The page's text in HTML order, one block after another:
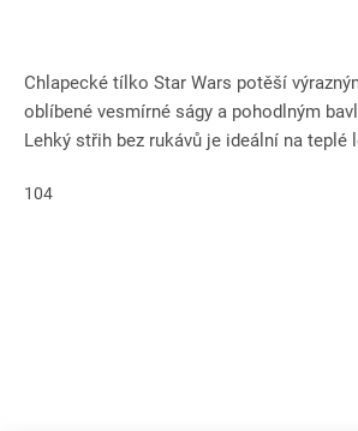
Chlapecké tílko Star Wars potěší
oblíbené vesmírné ságy a pohodlným
Lehký střih bez rukávů je ideální na teplé
104